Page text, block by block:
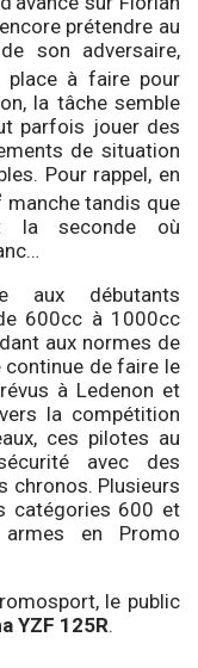
prétendre au
son adversaire,
place à faire pour
la tâche semble
parfois jouer des
de situation
Pour rappel, en
manche tandis que
la seconde où
aux débutants
600cc à 1000cc
aux normes de
de faire le
à Ledenon et
la compétition
ces pilotes au
avec des
chronos. Plusieurs
catégories 600 et
en Promo
le public
YZF 125R.